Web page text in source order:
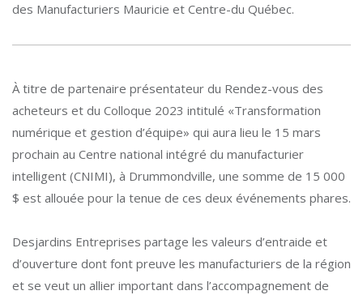
des Manufacturiers Mauricie et Centre-du Québec.
À titre de partenaire présentateur du Rendez-vous des
acheteurs et du Colloque 2023 intitulé «Transformation
numérique et gestion d’équipe» qui aura lieu le 15 mars
prochain au Centre national intégré du manufacturier
intelligent (CNIMI), à Drummondville, une somme de 15 000
$ est allouée pour la tenue de ces deux événements phares.
Desjardins Entreprises partage les valeurs d’entraide et
d’ouverture dont font preuve les manufacturiers de la région
et se veut un allier important dans l’accompagnement de